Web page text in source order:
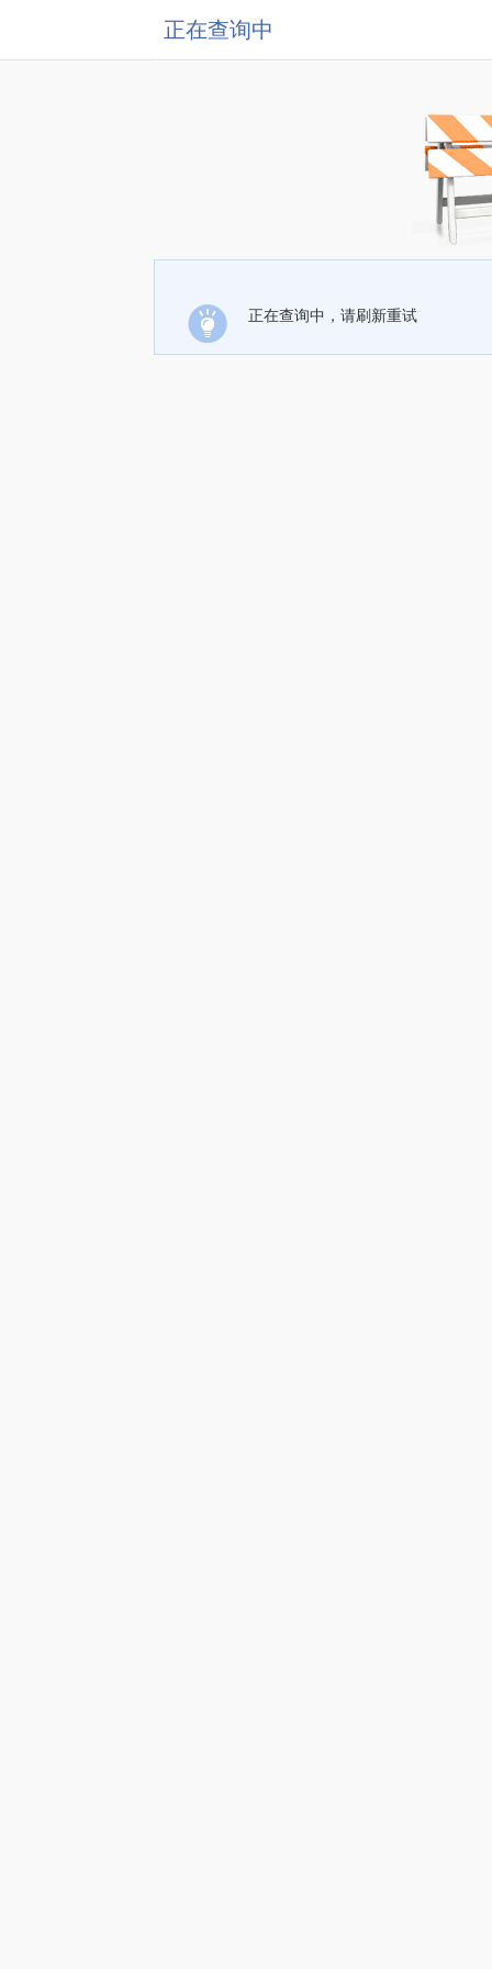
正在查询中
正在查询中，请刷新重试